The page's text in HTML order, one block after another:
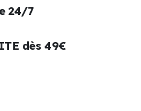
24/7
dès 49€